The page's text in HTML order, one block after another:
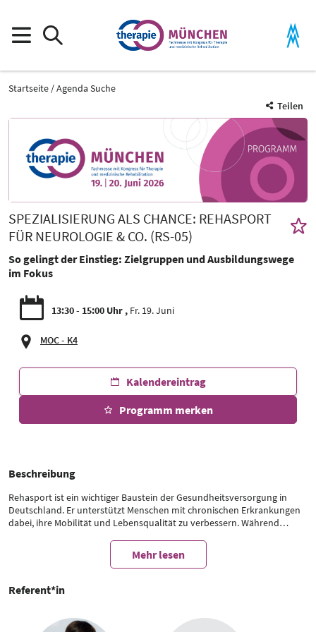
Startseite
Agenda Suche
Teilen
SPEZIALISIERUNG ALS CHANCE: REHASPORT
FÜR NEUROLOGIE & CO. (RS-05)
So gelingt der Einstieg: Zielgruppen und Ausbildungswege
im Fokus
13:30 - 15:00 Uhr Fr. 19. Juni
MOC - K4
Kalendereintrag
Programm merken
Beschreibung
Rehasport ist ein wichtiger Baustein der Gesundheitsversorgung in
Deutschland. Er unterstützt Menschen mit chronischen Erkrankungen
dabei, ihre Mobilität und Lebensqualität zu verbessern. Während
zeigt sich in anderen Bereichen ein deutlicher Versorgungsmangel.
Patient*innen mit neurologischen Erkrankungen wie Multiple Sklerose,
Angebote. Die Folge: lange Wartezeiten und eine verzögerte
für Menschen mit Herz-Kreislauf-Erkrankungen, internistischen
Mehr lesen
Referent*in